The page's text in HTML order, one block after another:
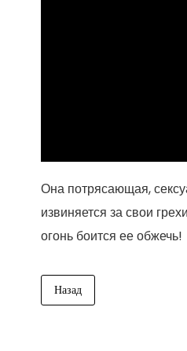
Она потрясающая,
извиняется за свои
огонь боится ее обжечь!
Назад